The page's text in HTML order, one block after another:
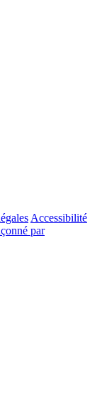
Accessibilité
par